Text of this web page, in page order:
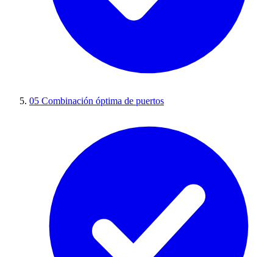
05 Combinación óptima de puertos